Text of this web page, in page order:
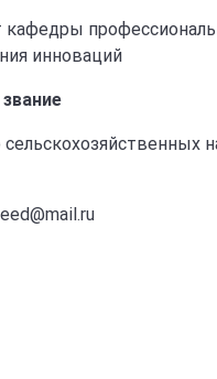
инноваций